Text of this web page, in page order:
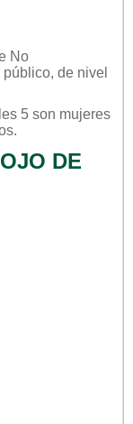
No
público, de nivel
5 son mujeres
DE